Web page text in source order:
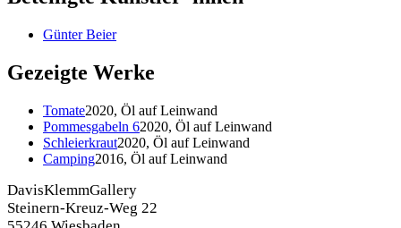
Günter Beier
Gezeigte Werke
Tomate2020, Öl auf Leinwand
Pommesgabeln 62020, Öl auf Leinwand
Schleierkraut2020, Öl auf Leinwand
Camping2016, Öl auf Leinwand
DavisKlemmGallery
Steinern-Kreuz-Weg 22